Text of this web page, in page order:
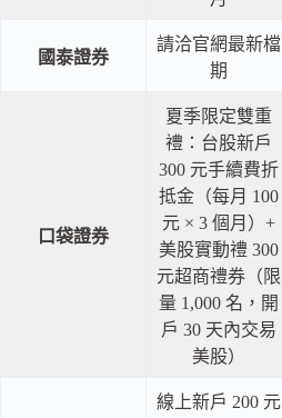
國泰證券
請洽官網最新檔
期
口袋證券
夏季限定雙重
禮：台股新戶
300 元手續費折
抵金（每月 100
元 × 3 個月）+
美股實動禮 300
元超商禮券（限
量 1,000 名，開
戶 30 天內交易
美股）
線上新戶 200 元